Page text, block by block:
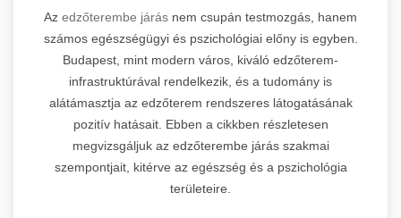
Az edzőterembe járás nem csupán testmozgás, hanem
számos egészségügyi és pszichológiai előny is egyben.
Budapest, mint modern város, kiváló edzőterem-
infrastruktúrával rendelkezik, és a tudomány is
alátámasztja az edzőterem rendszeres látogatásának
pozitív hatásait. Ebben a cikkben részletesen
megvizsgáljuk az edzőterembe járás szakmai
szempontjait, kitérve az egészség és a pszichológia
területeire.